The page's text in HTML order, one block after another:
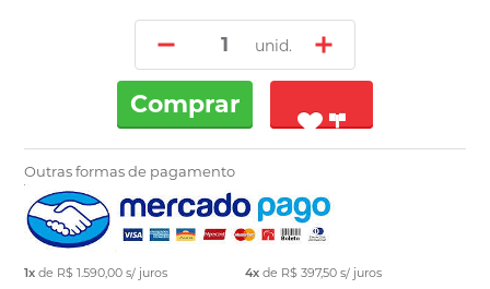
unid.
Comprar
Outras formas de pagamento
1xde R$ 1.590,00s/ juros
4x de R$ 397,50 s/ juros